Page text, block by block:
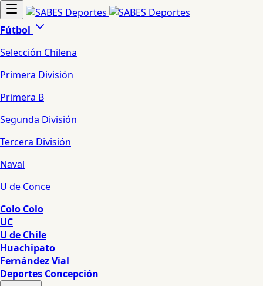
Fútbol
Selección Chilena
Primera División
Primera B
Segunda División
Tercera División
Naval
U de Conce
Colo Colo
UC
U de Chile
Huachipato
Fernández Vial
Deportes Concepción